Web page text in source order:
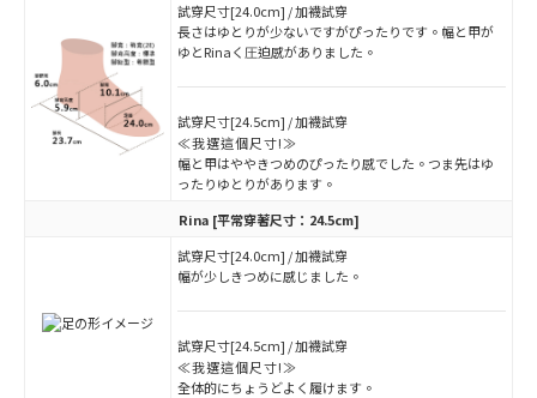
試穿尺寸[24.0cm] / 加襪試穿
長さはゆとりが少ないですがぴったりです。幅と甲が
ゆとRinaく圧迫感がありました。
試穿尺寸[24.5cm] / 加襪試穿
≪我選這個尺寸!≫
幅と甲はややきつめのぴったり感でした。つま先はゆ
ったりゆとりがあります。
Rina[平常穿著尺寸：24.5cm]
試穿尺寸[24.0cm] / 加襪試穿
幅が少しきつめに感じました。
試穿尺寸[24.5cm] / 加襪試穿
≪我選這個尺寸!≫
全体的にちょうどよく履けます。